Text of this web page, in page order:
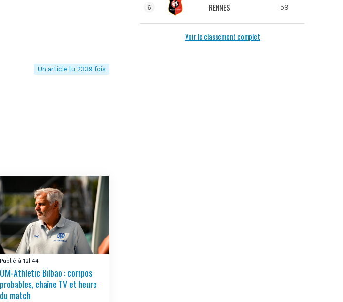
Un article lu 2339 fois
Publié à 12h44
OM-Athletic Bilbao : compos
probables, chaîne TV et heure
du match
6 RENNES 59
Voir le classement complet